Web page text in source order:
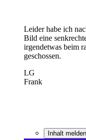
Leider habe ich
Bild eine
irgendetwas beim
geschossen.
LG
Frank
Inhalt melden